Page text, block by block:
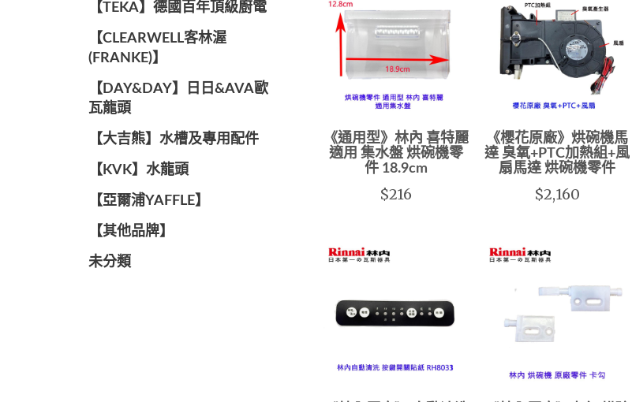
️【TEKA】️德國百年頂級廚電
️【CLEARWELL客林渥
(FRANKE)】️
️【DAY&DAY】️日日&AVA歐
瓦龍頭
【大吉熊】水槽及專用配件
️【KVK】水龍頭️
【亞爾浦YAFFLE】
️【其他品牌】️
未分類
《通用型》林內 喜特麗
適用 集水盤 烘碗機零
件 18.9cm
$216
《櫻花原廠》烘碗機馬
達 臭氧+PTC加熱組+風
扇馬達 烘碗機零件
$2,160